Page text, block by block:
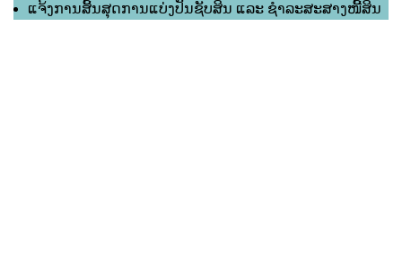
ແຈ້ງການສິ້ນສຸດການແບ່ງປັນຊັບສິນ ແລະ ຊຳລະສະສາງໜີ້ສິນ